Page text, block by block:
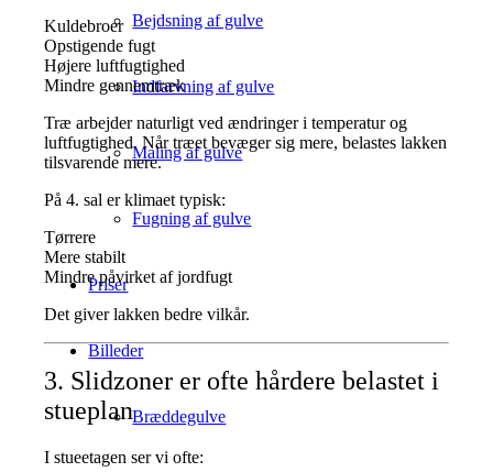
Bejdsning af gulve
Indfarvning af gulve
Maling af gulve
Fugning af gulve
Priser
Billeder
Bræddegulve
Kuldebroer
Opstigende fugt
Højere luftfugtighed
Mindre gennemtræk
Træ arbejder naturligt ved ændringer i temperatur og
luftfugtighed. Når træet bevæger sig mere, belastes lakken
tilsvarende mere.
På 4. sal er klimaet typisk:
Tørrere
Mere stabilt
Mindre påvirket af jordfugt
Det giver lakken bedre vilkår.
3. Slidzoner er ofte hårdere belastet i
stueplan
I stueetagen ser vi ofte: